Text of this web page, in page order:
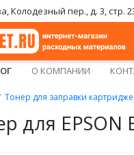
Колодезный пер., д. 3, стр.
О КОМПАНИИ
Тонер для заправки
для EPSON